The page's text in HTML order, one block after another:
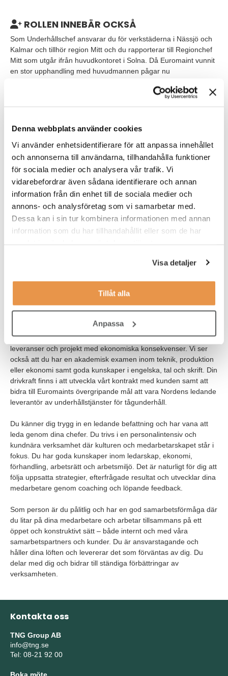
Denna webbplats använder cookies
Vi använder enhetsidentifierare för att anpassa innehållet
och annonserna till användarna, tillhandahålla funktioner
för sociala medier och analysera vår trafik. Vi
vidarebefordrar även sådana identifierare och annan
information från din enhet till de sociala medier och
annons- och analysföretag som vi samarbetar med.
Dessa kan i sin tur kombinera informationen med annan
information som du har tillhandahållit eller som de har
Visa detaljer
Tillåt alla
Anpassa
ROLLEN INNEBÄR OCKSÅ
Som Underhållschef ansvarar du för verkstäderna i Nässjö och
Kalmar och tillhör region Mitt och du rapporterar till Regionchef
Mitt som utgår ifrån huvudkontoret i Solna. Då Euromaint vunnit
en stor upphandling med huvudmannen pågar nu
skall vara i drift vid avtalsstart december 2021.
projektledare på plats bidrar du i implementeringsprocessen och
ett verksamhetsövertagande. Därefter är planen att arbetet får
en mer strategisk inriktning där du fokuserar på utveckling av
affären och att vägleda och stötta dina produktionsledare som
driver det dagliga arbetet i depåerna.
personalansvar för ett 30 tal kollektivanställda samt 2
direktrapporterande chefer, dina produktionsledare.
VEM ÄR DU?
verksamhet och gärna inom underhåll, järnvägs- eller
med komplexa avtal och har ansvar för både den kommersiella
och operativa delen. Du har ett tydligt och proaktivt ledarskap
och med stort mod kan du sätta riktningen för vidareutveckling i
Du har vanan och är duktig på att hantera beslut om tidplaner,
leveranser och projekt med ekonomiska konsekvenser. Vi ser
också att du har en akademisk examen inom teknik, produktion
eller ekonomi samt goda kunskaper i engelska, tal och skrift. Din
drivkraft finns i att utveckla vårt kontrakt med kunden samt att
bidra till Euromaints övergripande mål att vara Nordens ledande
leverantör av underhållstjänster för tågunderhåll.
Du känner dig trygg in en ledande befattning och har vana att
leda genom dina chefer. Du trivs i en personalintensiv och
kundnära verksamhet där kulturen och medarbetarskapet står i
fokus. Du har goda kunskaper inom ledarskap, ekonomi,
förhandling, arbetsrätt och arbetsmiljö. Det är naturligt för dig att
följa uppsatta strategier, efterfrågade resultat och utvecklar dina
medarbetare genom coaching och löpande feedback.
Som person är du pålitlig och har en god samarbetsförmåga där
du litar på dina medarbetare och arbetar tillsammans på ett
öppet och konstruktivt sätt – både internt och med våra
samarbetspartners och kunder. Du är ansvarstagande och
håller dina löften och levererar det som förväntas av dig. Du
delar med dig och bidrar till ständiga förbättringar av
verksamheten.
Kontakta oss
TNG Group AB
info@tng.se
Tel: 08-21 92 00